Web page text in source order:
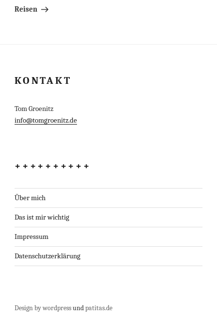
Beitrag
Reisen
KONTAKT
Tom Groenitz
info@tomgroenitz.de
++++++++++
Über mich
Das ist mir wichtig
Impressum
Datenschutzerklärung
Design by wordpressundpatitas.de